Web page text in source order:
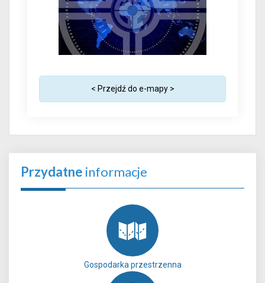
< Przejdź do e-mapy >
Przydatne informacje
Gospodarka przestrzenna